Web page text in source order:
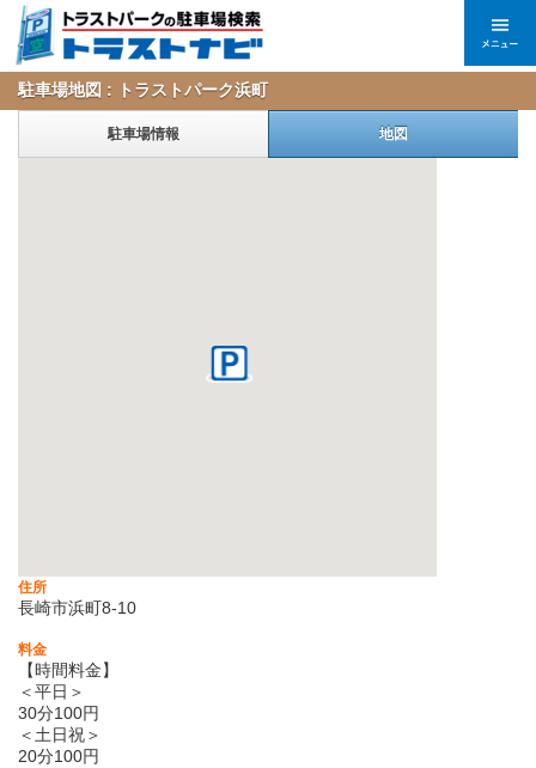
駐車場地図 : トラストパーク浜町
駐車場情報 地図
住所
長崎市浜町8-10
料金
【時間料金】
＜平日＞
30分100円
＜土日祝＞
20分100円